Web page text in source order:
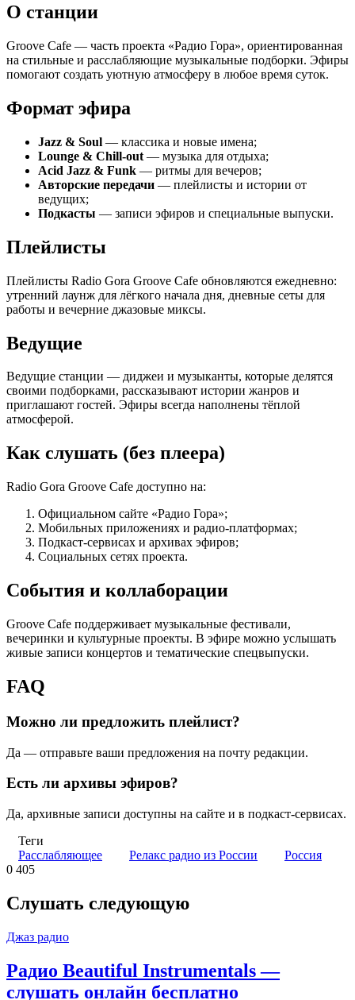
О станции
Groove Cafe — часть проекта «Радио Гора», ориентированная
на стильные и расслабляющие музыкальные подборки. Эфиры
помогают создать уютную атмосферу в любое время суток.
Формат эфира
Jazz & Soul — классика и новые имена;
Lounge & Chill‑out — музыка для отдыха;
Acid Jazz & Funk — ритмы для вечеров;
Авторские передачи — плейлисты и истории от
ведущих;
Подкасты — записи эфиров и специальные выпуски.
Плейлисты
Плейлисты Radio Gora Groove Cafe обновляются ежедневно:
утренний лаунж для лёгкого начала дня, дневные сеты для
работы и вечерние джазовые миксы.
Ведущие
Ведущие станции — диджеи и музыканты, которые делятся
своими подборками, рассказывают истории жанров и
приглашают гостей. Эфиры всегда наполнены тёплой
атмосферой.
Как слушать (без плеера)
Radio Gora Groove Cafe доступно на:
Официальном сайте «Радио Гора»;
Мобильных приложениях и радио‑платформах;
Подкаст‑сервисах и архивах эфиров;
Социальных сетях проекта.
События и коллаборации
Groove Cafe поддерживает музыкальные фестивали,
вечеринки и культурные проекты. В эфире можно услышать
живые записи концертов и тематические спецвыпуски.
FAQ
Можно ли предложить плейлист?
Да — отправьте ваши предложения на почту редакции.
Есть ли архивы эфиров?
Да, архивные записи доступны на сайте и в подкаст‑сервисах.
Теги
Расслабляющее
Релакс радио из России
Россия
0 405
Слушать следующую
Джаз радио
Радио Beautiful Instrumentals —
слушать онлайн бесплатно